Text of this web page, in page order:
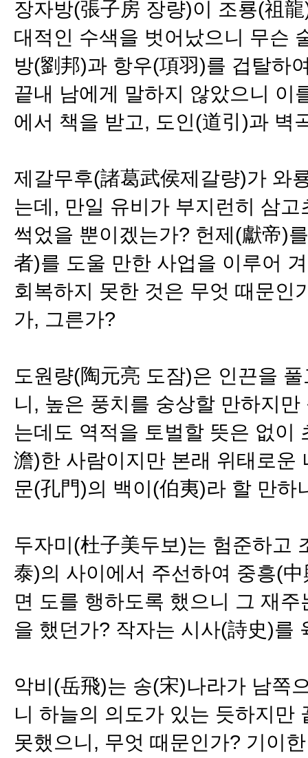
장자방(張子房 장량)이 조룡(祖
대적인 수색을 벗어났으니 무슨
방(劉邦)과 항우(項羽)를 겁탈하
끝내 남에게 말하지 않았으니 이
에서 책을 받고, 도인(道引)과 벽
제갈무후(諸葛武侯제갈량)가 와
는데, 만일 유비가 부지런히 삼
썩었을 뿐이겠는가? 헌제(獻帝)
者)를 도울 만한 사업을 이루어
회복하지 못한 것은 무엇 때문인
가, 그른가?
도원량(陶元亮 도잠)은 인끈을
니, 높은 풍치를 숭상할 만하지
는데도 역적을 토벌할 뜻은 없이
澹)한 사람이지만 본래 위태로운
문(孔門)의 백이(伯夷)라 할 만
두자미(杜子美두보)는 험준하고
泰)의 사이에서 주선하여 중흥(
면 도를 행하도록 했으니 그 재
을 했던가? 작자는 시사(詩史)를
악비(岳飛)는 송(宋)나라가 남쪽
니 하늘의 의도가 있는 듯하지만
못했으니, 무엇 때문인가? 기이